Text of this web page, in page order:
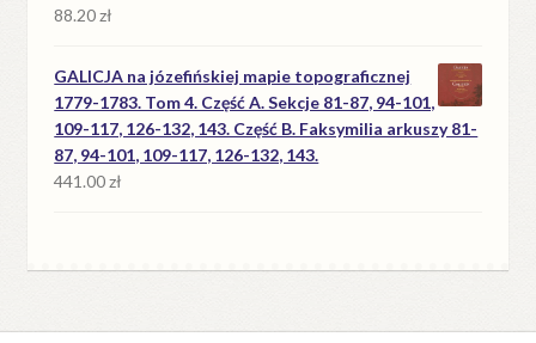
88.20zł
GALICJA na józefińskiej mapie topograficznej
1779-1783. Tom 4. Część A. Sekcje 81-87, 94-101,
109-117, 126-132, 143. Część B. Faksymilia arkuszy 81-
87, 94-101, 109-117, 126-132, 143.
441.00zł